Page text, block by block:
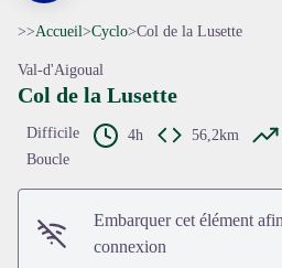
>>Accueil>Cyclo>Col de la Lusette
Val-d'Aigoual
Col de la Lusette
Difficile 4h 56,2km
Boucle
Embarquer cet élément
connexion